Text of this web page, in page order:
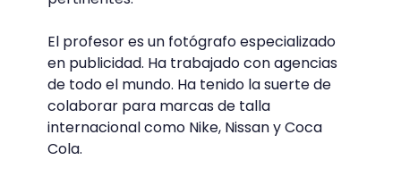
El profesor es un fotógrafo especializado
en publicidad. Ha trabajado con agencias
de todo el mundo. Ha tenido la suerte de
colaborar para marcas de talla
internacional como Nike, Nissan y Coca
Cola.